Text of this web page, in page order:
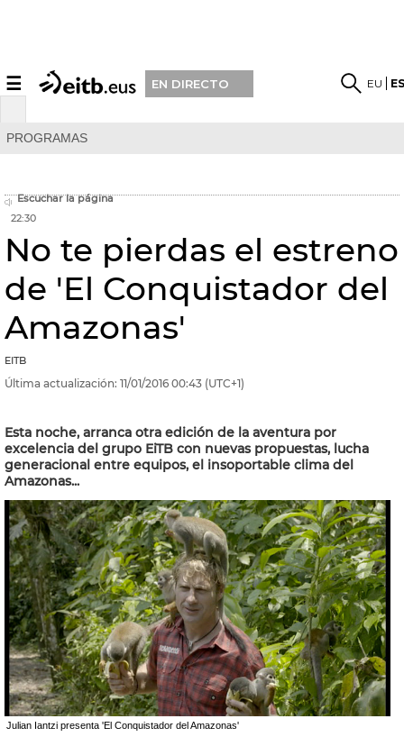
☰ EN DIRECTO EU
PROGRAMAS
Escuchar la página
22:30
No te pierdas el estreno
de 'El Conquistador del
Amazonas'
EITB
Última actualización: 11/01/2016 00:43 (UTC+1)
Esta noche, arranca otra edición de la aventura por
excelencia del grupo EiTB con nuevas propuestas, lucha
generacional entre equipos, el insoportable clima del
Amazonas...
Julian Iantzi presenta 'El Conquistador del Amazonas'